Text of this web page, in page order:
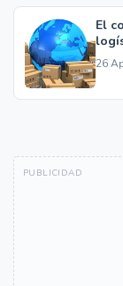
El
26